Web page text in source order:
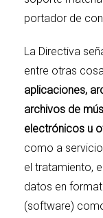
portador de
La Directiva
entre otras
aplicaciones,
archivos de
electrónicos u
como a
el tratamiento,
datos en
(software)